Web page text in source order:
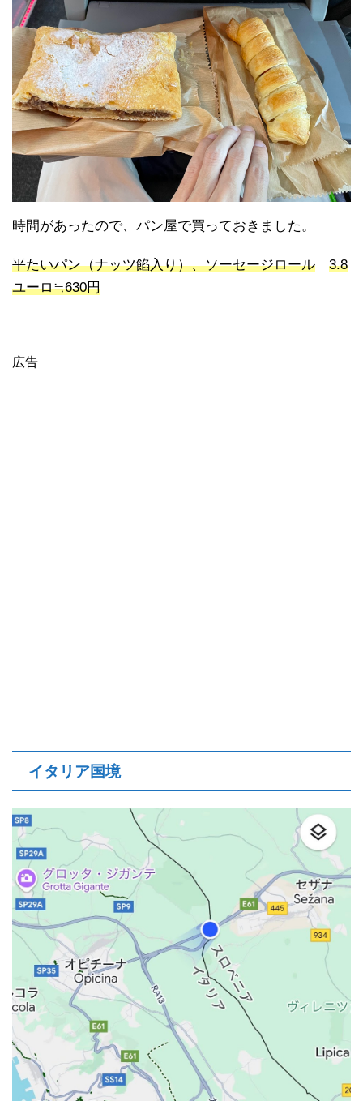
時間があったので、パン屋で買っておきました。
平たいパン（ナッツ餡入り）、ソーセージロール
3.8
ユーロ≒630円
広告
イタリア国境